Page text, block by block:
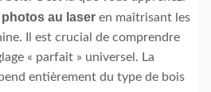
au laser en maîtrisant les
Il est crucial de comprendre
« parfait » universel. La
entièrement du type de bois